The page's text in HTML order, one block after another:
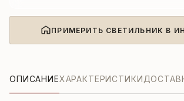
ПРИМЕРИТЬ СВЕТИЛЬНИК В
ОПИСАНИЕХАРАКТЕРИСТИКИ